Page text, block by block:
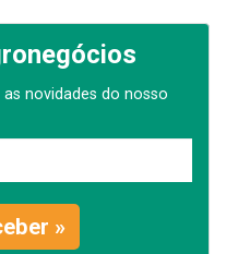
novidades do nosso
»